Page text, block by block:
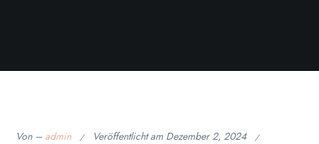
Von – admin Veröffentlicht am Dezember 2, 2024